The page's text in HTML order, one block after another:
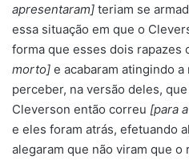
apresentaram] teriam se
essa situação em que o
forma que esses dois rapazes
morto] e acabaram atingindo a
perceber, na versão deles,
Cleverson então correu [para
e eles foram atrás, efetuando
alegaram que não viram que